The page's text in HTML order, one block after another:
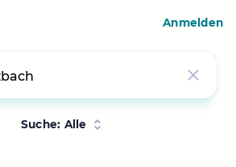
Suche: Alle
Anmelden